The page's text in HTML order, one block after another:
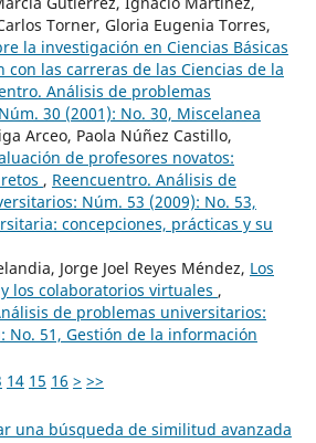
Torner, Gloria Eugenia Torres,
la investigación en Ciencias Básicas
con las carreras de las Ciencias de la
Análisis de problemas
30 (2001): No. 30, Miscelanea
Arceo, Paola Núñez Castillo,
de profesores novatos:
, Reencuentro. Análisis de
Núm. 53 (2009): No. 53,
concepciones, prácticas y su
Jorge Joel Reyes Méndez, Los
los colaboratorios virtuales ,
de problemas universitarios:
No. 51, Gestión de la información
14 15 16 > >>
una búsqueda de similitud avanzada